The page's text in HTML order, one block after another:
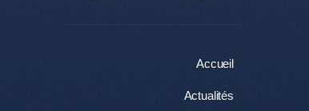
Accueil
Actualités